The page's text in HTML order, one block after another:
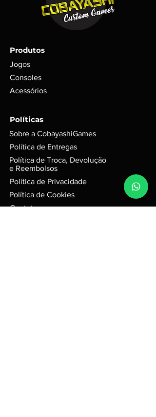
ilustrativas;
Trata-se de um item RARO com
poucas unidades em estoque;
do envio com garantia de
funcionamento em foto;
possível garantir se conteúdos
digitais foram ou não foram
GARANTIA de 3 meses mediante
selo de garantia intacto;
Alguns produtos podem possui
funciona perfeitamente. Para
leves riscos que não interferem na
performance do jogo.
Caixas e Embalagens:
(SEDEX, PAC etc..)
Produtos
Jogos
Consoles
Acessórios
Políticas
Sobre a CobayashiGames
Política de Entregas
Política de Troca, Devolução
e Reembolsos
Política de Privacidade
Política de Cookies
Contato